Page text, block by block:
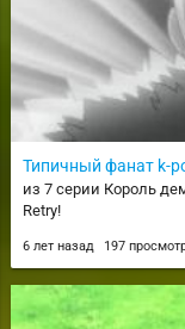
Типичный фанат k-
из 7 серии Король
Retry!
6 лет назад 197